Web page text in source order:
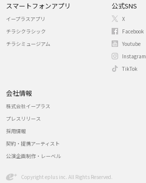
スマートフォンアプリ
イープラスアプリ
チラシクラシック
チラシミュージアム
公式SNS
X
Facebook
Youtube
Instagram
TikTok
会社情報
株式会社イープラス
プレスリリース
採用情報
契約・提携アーティスト
公演企画制作・レーベル
Copyright eplus inc. All Rights Reserved.